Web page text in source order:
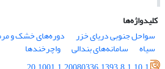
کلیدواژه‌ها
سواحل جنوبی دریای خزر
دوره‌‌های خشک و
سیاه سامانه‌‌های بندالی
واچرخندها